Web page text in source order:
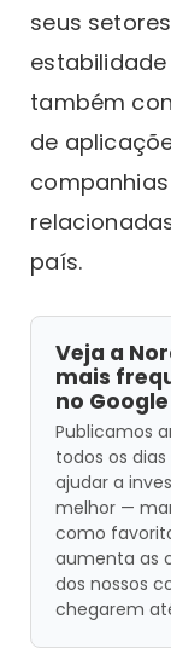
seus
também
de
país.
Veja a
mais
no Google
Publicamos
todos os
ajudar a
melhor —
como
aumenta as
dos nossos
chegarem